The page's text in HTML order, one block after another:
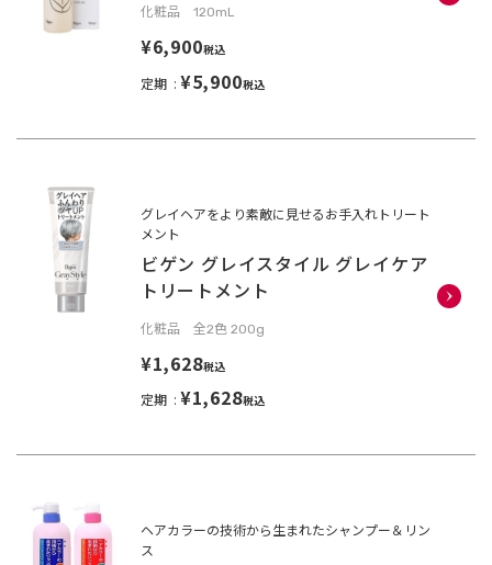
化粧品 120mL
¥6,900税込
定期 ¥5,900税込
グレイヘアをより素敵に見せるお手入れトリート
メント
ビゲン グレイスタイル グレイケア
トリートメント
化粧品 全2色 200g
¥1,628税込
定期 ¥1,628税込
ヘアカラーの技術から生まれたシャンプー＆リン
ス